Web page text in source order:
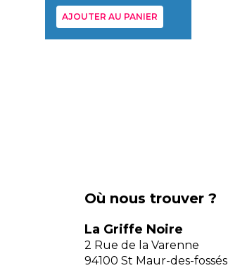
AJOUTER AU PANIER
Où nous trouver ?
La Griffe Noire
2 Rue de la Varenne
94100 St Maur-des-fossés